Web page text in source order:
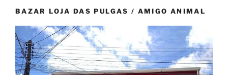
BAZAR LOJA DAS PULGAS / AMIGO ANIMAL